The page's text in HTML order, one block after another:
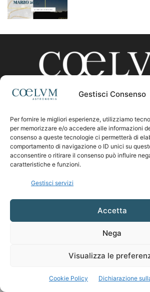
Gestisci Consenso
Per fornire le migliori esperienze, utilizziamo
per memorizzare e/o accedere alle informazioni
consenso a queste tecnologie ci permetterà di
comportamento di navigazione o ID unici su
acconsentire o ritirare il consenso può influire
caratteristiche e funzioni.
Gestisci servizi
Accetta
Nega
Visualizza le
Cookie Policy Dichiarazione
CHI SIAMO
Contattaci: